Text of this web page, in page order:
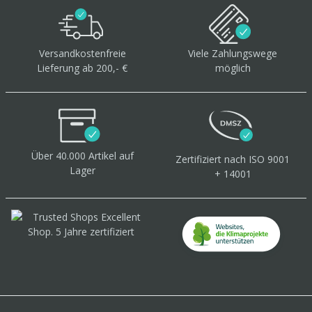
Versandkostenfreie
Lieferung ab 200,- €
Viele Zahlungswege
möglich
Über 40.000 Artikel auf
Lager
Zertifiziert nach ISO 9001
+ 14001